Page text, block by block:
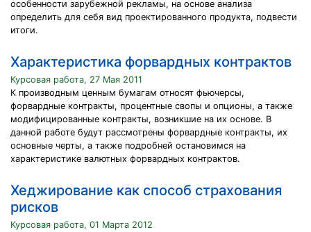
особенности зарубежной рекламы, на основе анализа
определить для себя вид проектированного продукта, подвести
итоги.
Характеристика форвардных контрактов
Курсовая работа, 27 Мая 2011
К производным ценным бумагам относят фьючерсы,
форвардные контракты, процентные свопы и опционы, а также
модифицированные контракты, возникшие на их основе. В
данной работе будут рассмотрены форвардные контракты, их
основные черты, а также подробней остановимся на
характеристике валютных форвардных контрактов.
Хеджирование как способ страхования
рисков
Курсовая работа, 01 Марта 2012